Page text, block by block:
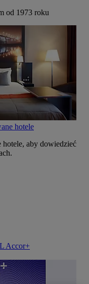
od 1973 roku
hotele
hotele, aby dowiedzieć
Accor+